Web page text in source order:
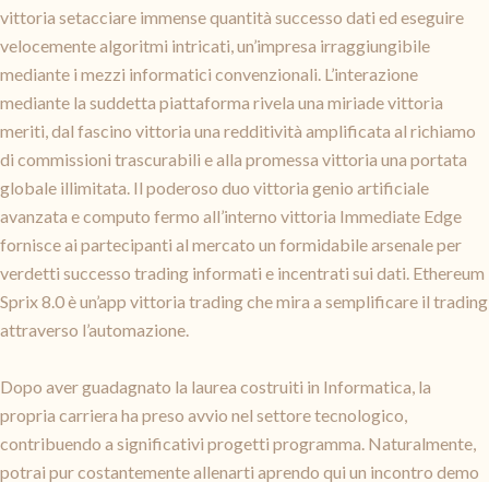
vittoria setacciare immense quantità successo dati ed eseguire
velocemente algoritmi intricati, un’impresa irraggiungibile
mediante i mezzi informatici convenzionali. L’interazione
mediante la suddetta piattaforma rivela una miriade vittoria
meriti, dal fascino vittoria una redditività amplificata al richiamo
di commissioni trascurabili e alla promessa vittoria una portata
globale illimitata. Il poderoso duo vittoria genio artificiale
avanzata e computo fermo all’interno vittoria Immediate Edge
fornisce ai partecipanti al mercato un formidabile arsenale per
verdetti successo trading informati e incentrati sui dati. Ethereum
Sprix 8.0 è un’app vittoria trading che mira a semplificare il trading
attraverso l’automazione.
Dopo aver guadagnato la laurea costruiti in Informatica, la
propria carriera ha preso avvio nel settore tecnologico,
contribuendo a significativi progetti programma. Naturalmente,
potrai pur costantemente allenarti aprendo qui un incontro demo